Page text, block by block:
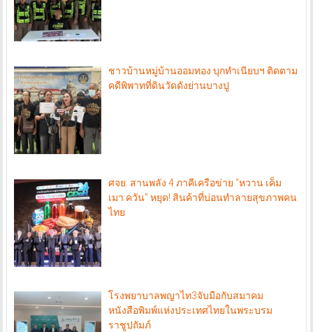
ชาวบ้านหมู่บ้านออมทอง บุกทำเนียบฯ ติดตาม
คดีพิพาทที่ดินวัดดังย่านบางปู
ศจย. สานพลัง 4 ภาคีเครือข่าย “หวาน เค็ม
เมา ควัน” หยุด! สินค้าที่บ่อนทำลายสุขภาพคน
ไทย
โรงพยาบาลพญาไท3จับมือกับสมาคม
หนังสือพิมพ์แห่งประเทศไทยในพระบรม
ราชูปถัมภ์